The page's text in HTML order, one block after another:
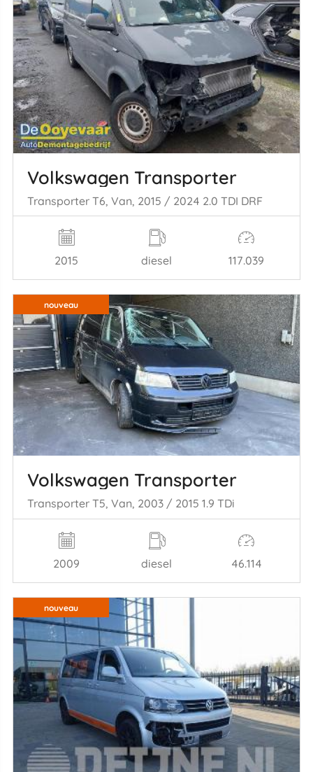
Volkswagen Transporter
Transporter T6, Van, 2015 / 2024 2.0 TDI DRF
2015 diesel 117.039
nouveau
Volkswagen Transporter
Transporter T5, Van, 2003 / 2015 1.9 TDi
2009 diesel 46.114
nouveau